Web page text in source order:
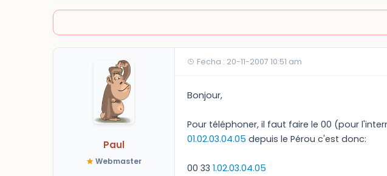
Paul
Webmaster
Fecha : 20-11-2007 10:51 am
Bonjour,
Pour téléphoner, il faut faire le 00 (pour
01.02.03.04.05 depuis le Pérou c'est donc:
00 33 1.02.03.04.05